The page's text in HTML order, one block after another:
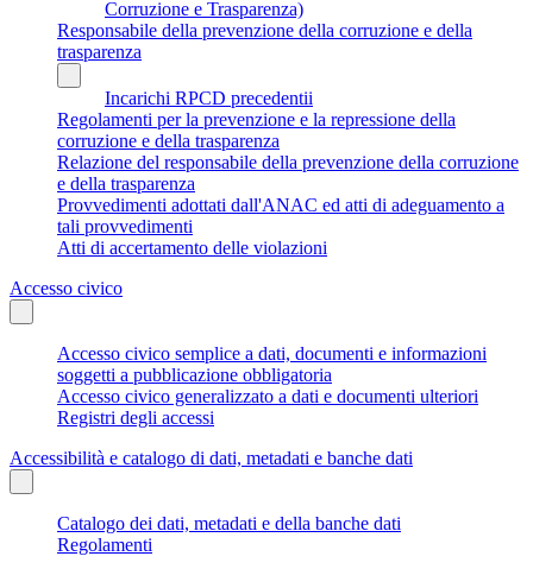
Corruzione e Trasparenza)
Responsabile della prevenzione della corruzione e della
trasparenza
Incarichi RPCD precedentii
Regolamenti per la prevenzione e la repressione della
corruzione e della trasparenza
Relazione del responsabile della prevenzione della corruzione
e della trasparenza
Provvedimenti adottati dall'ANAC ed atti di adeguamento a
tali provvedimenti
Atti di accertamento delle violazioni
Accesso civico
Accesso civico semplice a dati, documenti e informazioni
soggetti a pubblicazione obbligatoria
Accesso civico generalizzato a dati e documenti ulteriori
Registri degli accessi
Accessibilità e catalogo di dati, metadati e banche dati
Catalogo dei dati, metadati e della banche dati
Regolamenti